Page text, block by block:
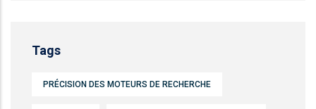
Tags
PRÉCISION DES MOTEURS DE RECHERCHE